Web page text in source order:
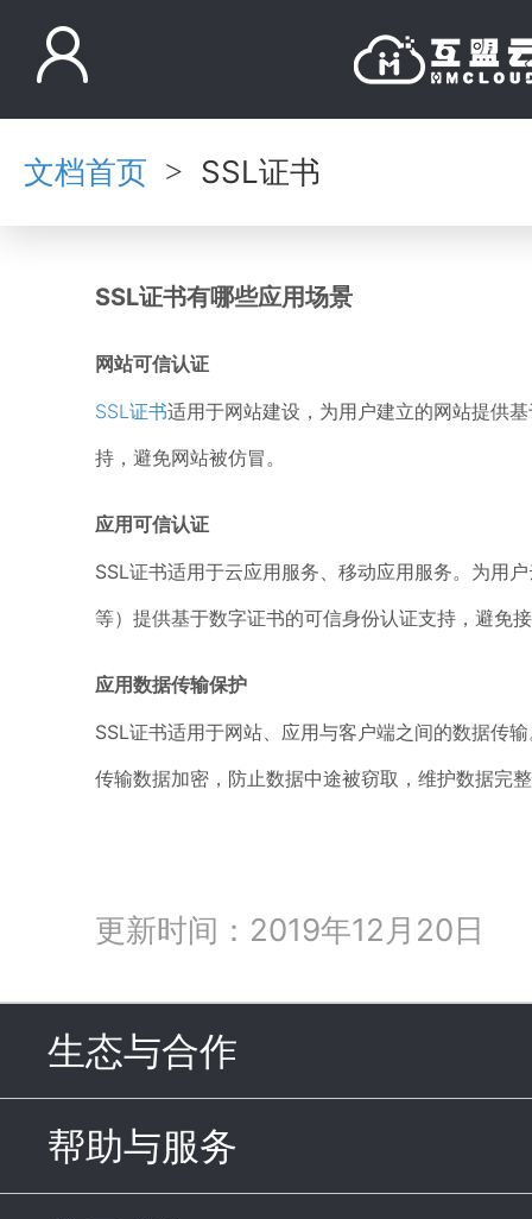
文档首页 > SSL证书
SSL证书有哪些应用场景
网站可信认证
SSL证书适用于网站建设，为用户建立的网站提供
持，避免网站被仿冒。
应用可信认证
SSL证书适用于云应用服务、移动应用服务。为用
等）提供基于数字证书的可信身份认证支持，避免
应用数据传输保护
SSL证书适用于网站、应用与客户端之间的数据传
传输数据加密，防止数据中途被窃取，维护数据完
更新时间：2019年12月20日
生态与合作
帮助与服务